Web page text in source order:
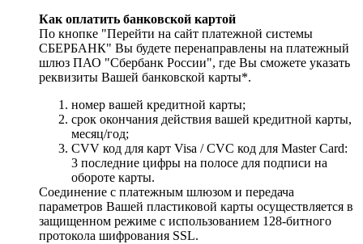
Как оплатить банковской картой
По кнопке "Перейти на сайт платежной системы
СБЕРБАНК" Вы будете перенаправлены на платежный
шлюз ПАО "Сбербанк России", где Вы сможете указать
реквизиты Вашей банковской карты*.
номер вашей кредитной карты;
cрок окончания действия вашей кредитной карты,
месяц/год;
CVV код для карт Visa / CVC код для Master Card:
3 последние цифры на полосе для подписи на
обороте карты.
Соединение с платежным шлюзом и передача
параметров Вашей пластиковой карты осуществляется в
защищенном режиме с использованием 128-битного
протокола шифрования SSL.